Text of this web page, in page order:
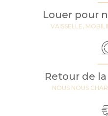
Louer pour
VAISSELLE,
Retour de
NOUS NOUS